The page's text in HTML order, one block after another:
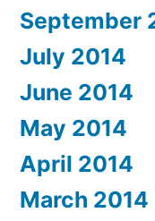
September
July 2014
June 2014
May 2014
April 2014
March 2014